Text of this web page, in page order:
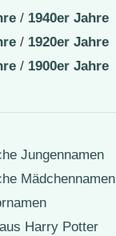
/ 1940er Jahre
/ 1920er Jahre
/ 1900er Jahre
Jungennamen
Mädchennamen
Harry Potter